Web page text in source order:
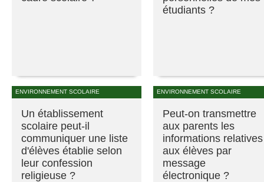
étudiants ?
ENVIRONNEMENT SCOLAIRE
Un établissement
scolaire peut-il
communiquer une liste
d'élèves établie selon
leur confession
religieuse ?
ENVIRONNEMENT SCOLAIRE
Peut-on transmettre
aux parents les
informations relatives
aux élèves par
message
électronique ?